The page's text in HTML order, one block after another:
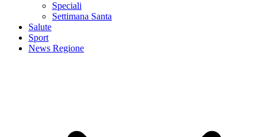
Speciali
Settimana Santa
Salute
Sport
News Regione